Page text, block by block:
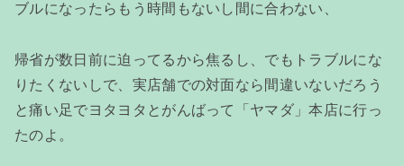
ブルになったらもう時間もないし間に合わない、
帰省が数日前に迫ってるから焦るし、でもトラブルにな
りたくないしで、実店舗での対面なら間違いないだろう
と痛い足でヨタヨタとがんばって「ヤマダ」本店に行っ
たのよ。